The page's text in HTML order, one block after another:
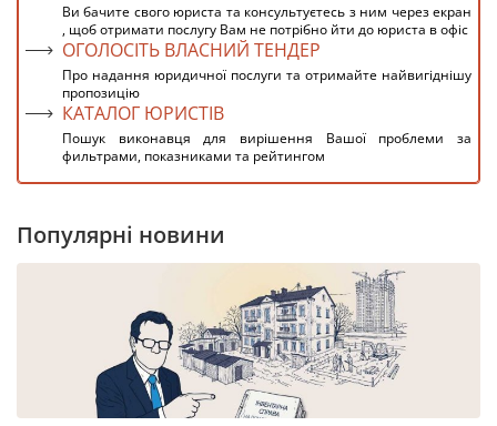
Ви бачите свого юриста та консультуєтесь з ним через екран
, щоб отримати послугу Вам не потрібно йти до юриста в офіс
ОГОЛОСІТЬ ВЛАСНИЙ ТЕНДЕР
Про надання юридичної послуги та отримайте найвигіднішу
пропозицію
КАТАЛОГ ЮРИСТІВ
Пошук виконавця для вирішення Вашої проблеми за
фильтрами, показниками та рейтингом
Популярні новини